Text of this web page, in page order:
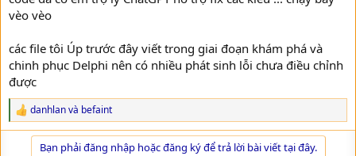
Copy về Úp lại link sau
AI muốn lập trình DLL cho Excel và các loại bằng Delphi thì xem video này nhé!
Đây là video hướng dẫn cách tạo DLL trên Delphi nhưng
chuyên nghiệp nhưng không phải là khó. Giúp bạn bảo
mật code của phần mềm tốt hơn. Loạt video hướng dẫn
lập trình Delphi cơ bản của mình tại đây...
www.giaiphapexcel.com
vèo vèo
các file tôi Úp trước đây viết trong giai đoạn khám phá và
chinh phục Delphi nên có nhiều phát sinh lỗi chưa điều chỉnh
được
R
e
danhlanvà befaint
Bạn phải đăng nhập hoặc đăng ký để trả lời bài viết tại đây.